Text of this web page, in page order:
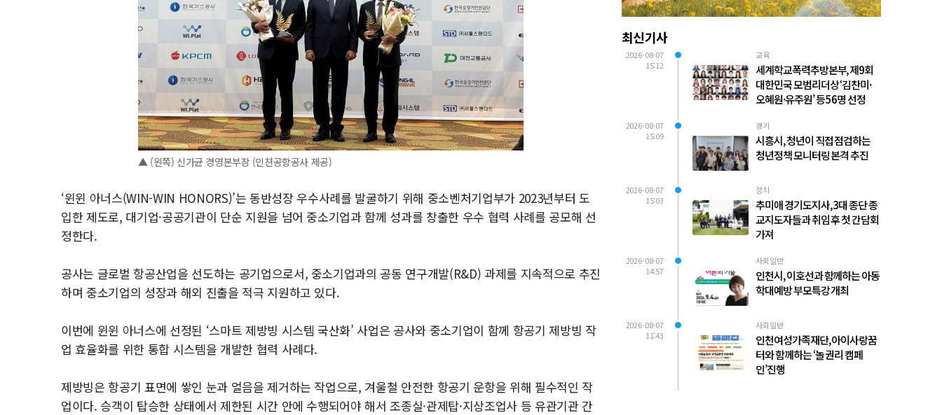
▲ (왼쪽) 신가균 경영본부장 (인쳔공항공사 제공)
‘윈윈 아너스(WIN-WIN HONORS)’는 동반성장 우수사례를 발굴하기 위해 중소벤처기업부가 2023년부터 도
입한 제도로, 대기업·공공기관이 단순 지원을 넘어 중소기업과 함께 성과를 창출한 우수 협력 사례를 공모해 선
정한다.
공사는 글로벌 항공산업을 선도하는 공기업으로서, 중소기업과의 공동 연구개발(R&D) 과제를 지속적으로 추진
하며 중소기업의 성장과 해외 진출을 적극 지원하고 있다.
이번에 윈윈 아너스에 선정된 ‘스마트 제방빙 시스템 국산화’ 사업은 공사와 중소기업이 함께 항공기 제방빙 작
업 효율화를 위한 통합 시스템을 개발한 협력 사례다.
제방빙은 항공기 표면에 쌓인 눈과 얼음을 제거하는 작업으로, 겨울철 안전한 항공기 운항을 위해 필수적인 작
업이다. 승객이 탑승한 상태에서 제한된 시간 안에 수행되어야 해서 조종실·관제탑·지상조업사 등 유관기관 간
최신기사
2026-08-07
15:12
교육
세계학교폭력추방본부, 제9회
대한민국 모범리더상 ‘김찬미·
오혜원·유주원’ 등 56명 선정
2026-08-07
15:09
경기
시흥시, 청년이 직접 점검하는
청년정책 모니터링 본격 추진
2026-08-07
15:03
정치
추미애 경기도지사, 3대 종단 종
교지도자들과 취임 후 첫 간담회
가져
2026-08-07
14:57
사회일반
인천시, 이호선과 함께하는 아동
학대예방 부모특강 개최
2026-08-07
11:43
사회일반
인천여성가족재단, 아이사랑꿈
터와 함께하는 ‘놀 권리 캠페
인’진행